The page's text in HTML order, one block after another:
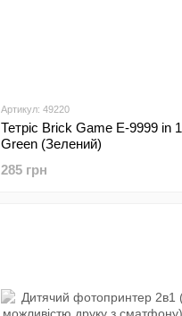
Артикул: 49220
Тетріс Brick Game E-9999 in 1
Green (Зелений)
285 грн